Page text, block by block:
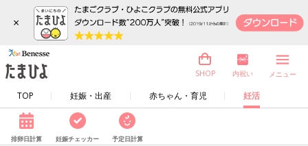
×
TOP 妊娠・出産 赤ちゃん・育児 妊活
SHOP 内祝い メニュー
排卵日計算 妊娠チェッカー 予定日計算